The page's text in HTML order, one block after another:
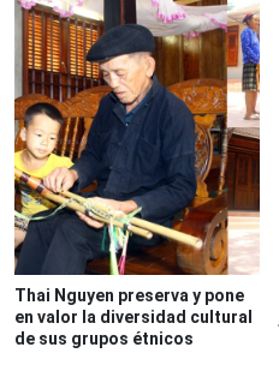
Thai Nguyen preserva y pone
en valor la diversidad cultural
de sus grupos étnicos